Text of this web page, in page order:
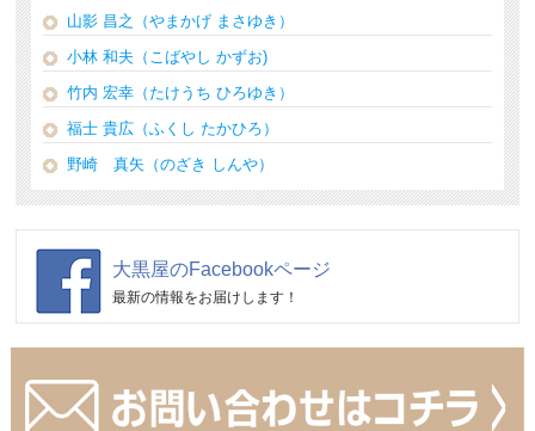
山影 昌之（やまかげ まさゆき）
小林 和夫（こばやし かずお)
竹内 宏幸（たけうち ひろゆき）
福士 貴広（ふくし たかひろ）
野崎 真矢（のざき しんや）
大黒屋のFacebookページ
最新の情報をお届けします！